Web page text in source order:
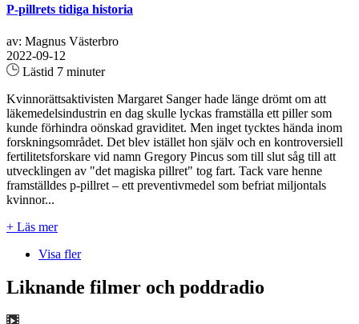
P-pillrets tidiga historia
av: Magnus Västerbro
2022-09-12
Lästid 7 minuter
Kvinnorättsaktivisten Margaret Sanger hade länge drömt om att
läkemedelsindustrin en dag skulle lyckas framställa ett piller som
kunde förhindra oönskad graviditet. Men inget tycktes hända inom
forskningsområdet. Det blev istället hon själv och en kontroversiell
fertilitetsforskare vid namn Gregory Pincus som till slut såg till att
utvecklingen av "det magiska pillret" tog fart. Tack vare henne
framställdes p-pillret – ett preventivmedel som befriat miljontals
kvinnor...
+ Läs mer
Visa fler
Liknande filmer och poddradio